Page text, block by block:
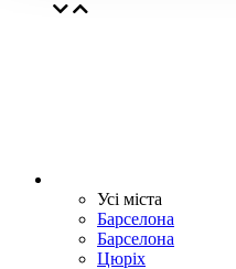
Усі міста
Барселона
Барселона
Цюрiх